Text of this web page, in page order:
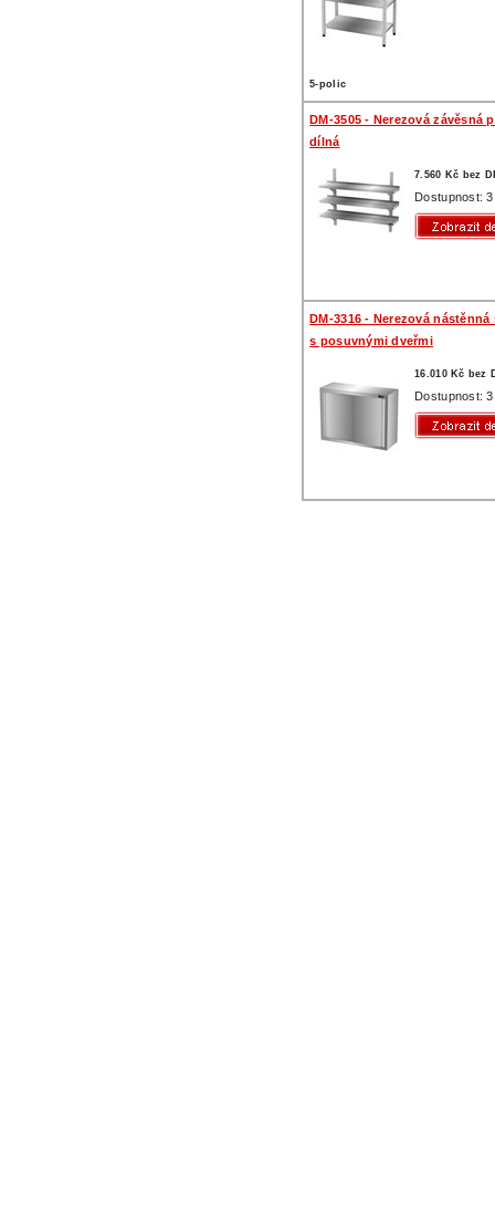
5-polic
DM-3505 - Nerezová závěsná
dílná
7.560 Kč bez
Dostupnost:
DM-3316 - Nerezová nástěnná
s posuvnými dveřmi
16.010 Kč bez
Dostupnost: